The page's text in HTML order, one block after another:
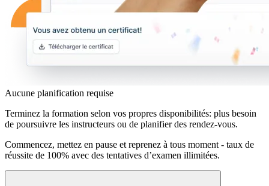
Aucune planification requise
Terminez la formation selon vos propres disponibilités: plus besoin
de poursuivre les instructeurs ou de planifier des rendez-vous.
Commencez, mettez en pause et reprenez à tous moment - taux de
réussite de 100% avec des tentatives d’examen illimitées.